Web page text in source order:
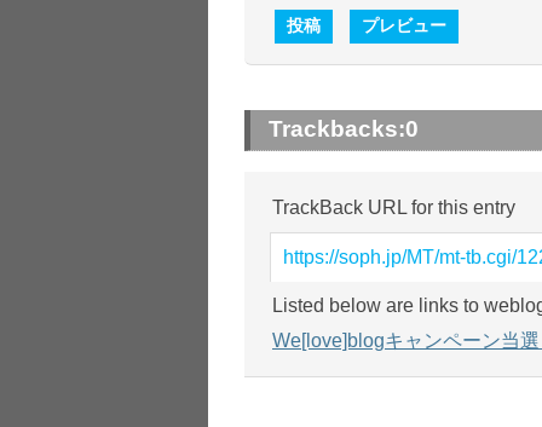
Trackbacks:0
TrackBack URL for this entry
https://soph.jp/MT/mt-tb.cgi/
Listed below are links to
We[love]blogキャンペーン当選